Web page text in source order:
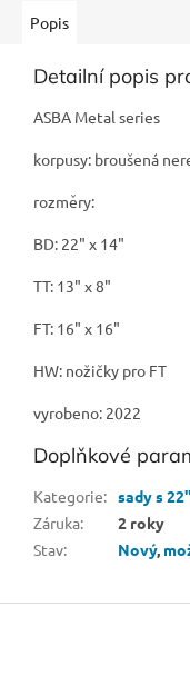
Popis
Detailní popis
ASBA Metal series
korpusy: broušená
rozměry:
BD: 22" x 14"
TT: 13" x 8"
FT: 16" x 16"
HW: nožičky pro FT
vyrobeno: 2022
Doplňkové
Kategorie: sady s 22"
Záruka:
2 roky
Stav: Nový,
Z